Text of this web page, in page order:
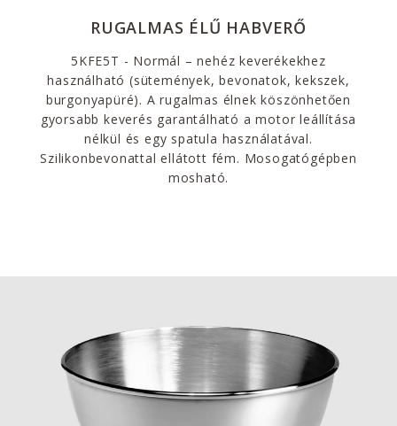
RUGALMAS ÉLŰ HABVERŐ
5KFE5T - Normál – nehéz keverékekhez
használható (sütemények, bevonatok, kekszek,
burgonyapüré). A rugalmas élnek köszönhetően
gyorsabb keverés garantálható a motor leállítása
nélkül és egy spatula használatával.
Szilikonbevonattal ellátott fém. Mosogatógépben
mosható.